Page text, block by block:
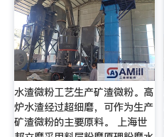
水渣微粉工艺生产矿渣微粉。高
炉水渣经过超细磨，可作为生产
矿渣微粉的主要原料。 上海世